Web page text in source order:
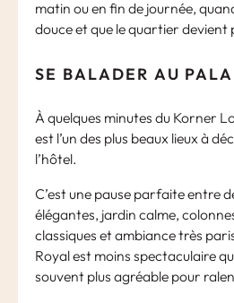
matin ou en fin de journée,
douce et que le quartier devient
SE BALADER AU
À quelques minutes du Korner
est l’un des plus beaux lieux à
l’hôtel.
C’est une pause parfaite entre
élégantes, jardin calme,
classiques et ambiance très
Royal est moins spectaculaire
souvent plus agréable pour